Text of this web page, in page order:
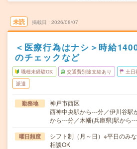
未読 掲載日 2026/08/07
＜医療行為はナシ＞時給
のチェックなど
職種未経験OK 交通費別途支給あり 土日
派遣
勤務地
神戸市西区
西神中央駅から---分／伊川谷駅
から---分／木幡(兵庫県)駅から
曜日頻度
シフト制（月～日）※平日のみ
相談OK